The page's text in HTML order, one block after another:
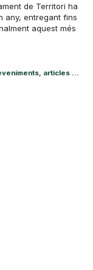
de Territori ha
any, entregant fins
aquest més
articles ...